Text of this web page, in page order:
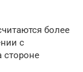
более
с
стороне